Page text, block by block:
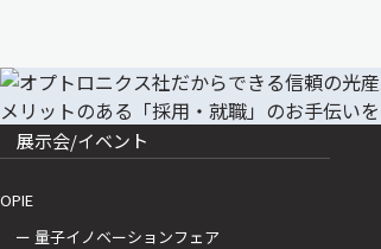
展示会/イベント
OPIE
ー 量子イノベーションフェア